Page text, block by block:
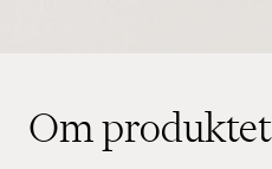
Om produktet